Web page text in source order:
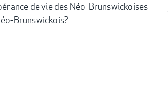
de vie des Néo-Brunswickoises
Brunswickois?